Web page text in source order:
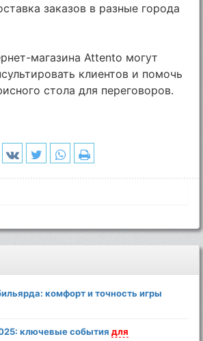
заказов в разные города
магазина Attento могут
клиентов и помочь
стола для переговоров.
комфорт и точность игры
ключевые событиядля